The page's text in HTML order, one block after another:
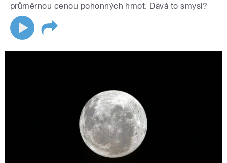
průměrnou cenou pohonných hmot. Dává to smysl?